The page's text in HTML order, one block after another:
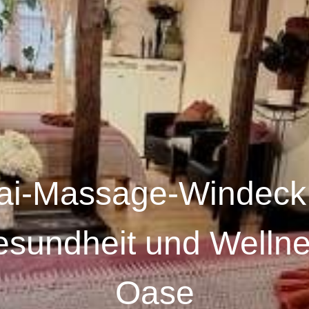
Massage-
und
Oase